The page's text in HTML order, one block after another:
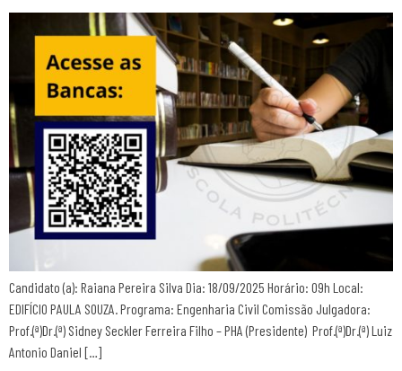
Candidato (a): Raiana Pereira Silva Dia: 18/09/2025 Horário: 09h Local:
EDIFÍCIO PAULA SOUZA. Programa: Engenharia Civil Comissão Julgadora:
Prof.(ª)Dr.(ª) Sidney Seckler Ferreira Filho – PHA (Presidente) Prof.(ª)Dr.(ª) Luiz
Antonio Daniel […]